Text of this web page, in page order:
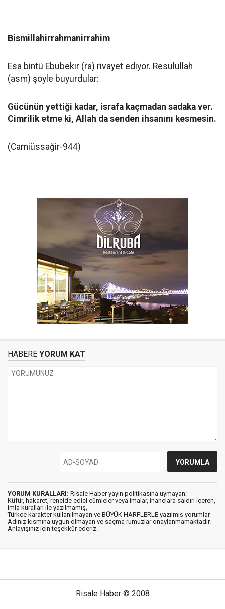
Bismillahirrahmanirrahim
Esa bintü Ebubekir (ra) rivayet ediyor. Resulullah
(asm) şöyle buyurdular:
Gücünün yettiği kadar, israfa kaçmadan sadaka ver.
Cimrilik etme ki, Allah da senden ihsanını kesmesin.
(Camiüssağir-944)
HABERE YORUM KAT
YORUM KURALLARI: Risale Haber yayın politikasına uymayan;
Küfür, hakaret, rencide edici cümleler veya imalar, inançlara saldırı içeren,
imla kuralları ile yazılmamış,
Türkçe karakter kullanılmayan ve BÜYÜK HARFLERLE yazılmış yorumlar
Adınız kısmına uygun olmayan ve saçma rumuzlar onaylanmamaktadır.
Anlayışınız için teşekkür ederiz.
Risale Haber © 2008